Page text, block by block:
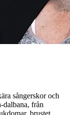
sångerskor och
dalbana, från